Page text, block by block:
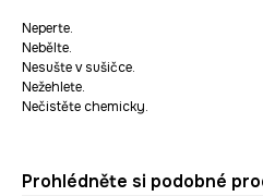
Neperte.
Nebělte.
Nesušte v sušičce.
Nežehlete.
Nečistěte chemicky.
Prohlédněte si podobné